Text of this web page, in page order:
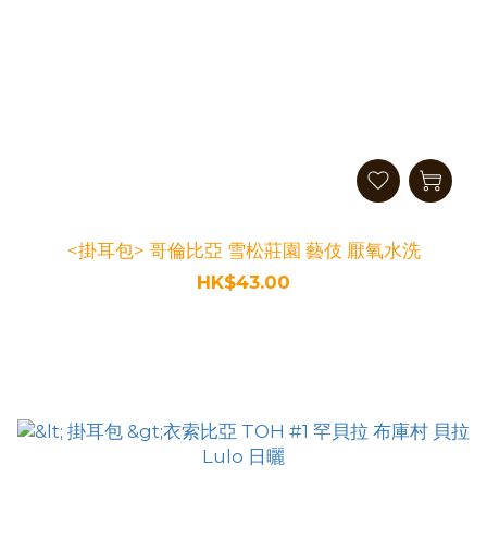
<掛耳包> 哥倫比亞 雪松莊園 藝伎 厭氧水洗
HK$43.00